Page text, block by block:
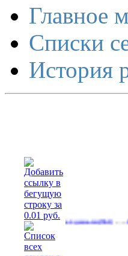
Главное
Списки
История
делает деньги (561)…